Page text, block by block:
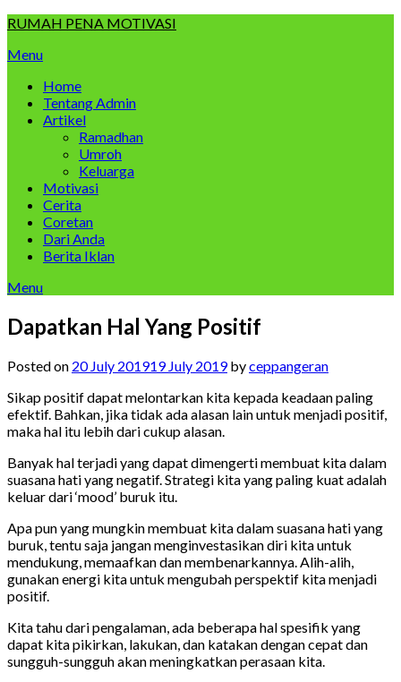
Skip
content
RUMAH PENA MOTIVASI
Menu
Home
Tentang Admin
Artikel
Ramadhan
Umroh
Keluarga
Motivasi
Cerita
Coretan
Dari Anda
Berita Iklan
Menu
Dapatkan Hal Yang Positif
Posted on 20 July 201919 July 2019byceppangeran
Sikap positif dapat melontarkan kita kepada keadaan paling
efektif. Bahkan, jika tidak ada alasan lain untuk menjadi positif,
maka hal itu lebih dari cukup alasan.
Banyak hal terjadi yang dapat dimengerti membuat kita dalam
suasana hati yang negatif. Strategi kita yang paling kuat adalah
keluar dari ‘mood’ buruk itu.
Apa pun yang mungkin membuat kita dalam suasana hati yang
buruk, tentu saja jangan menginvestasikan diri kita untuk
mendukung, memaafkan dan membenarkannya. Alih-alih,
gunakan energi kita untuk mengubah perspektif kita menjadi
positif.
Kita tahu dari pengalaman, ada beberapa hal spesifik yang
dapat kita pikirkan, lakukan, dan katakan dengan cepat dan
sungguh-sungguh akan meningkatkan perasaan kita.